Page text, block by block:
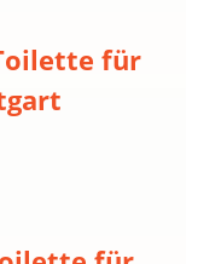
für